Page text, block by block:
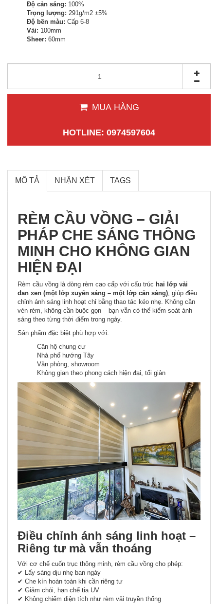
Độ cản sáng: 100%
Trọng lượng: 291g/m2 ±5%
Độ bền màu: Cấp 6-8
Vải: 100mm
Sheer: 60mm
MUA HÀNG
HOTLINE: 0974597604
MÔ TẢ NHẬN XÉT TAGS
RÈM CẦU VỒNG – GIẢI
PHÁP CHE SÁNG THÔNG
MINH CHO KHÔNG GIAN
HIỆN ĐẠI
Rèm cầu vồng là dòng rèm cao cấp với cấu trúc hai lớp vải
đan xen (một lớp xuyên sáng – một lớp cản sáng), giúp điều
chỉnh ánh sáng linh hoạt chỉ bằng thao tác kéo nhẹ. Không cần
vén rèm, không cần buộc gọn – bạn vẫn có thể kiểm soát ánh
sáng theo từng thời điểm trong ngày.
Sản phẩm đặc biệt phù hợp với:
Căn hộ chung cư
Nhà phố hướng Tây
Văn phòng, showroom
Không gian theo phong cách hiện đại, tối giản
Điều chỉnh ánh sáng linh hoạt –
Riêng tư mà vẫn thoáng
Với cơ chế cuốn trục thông minh, rèm cầu vồng cho phép:
✔ Lấy sáng dịu nhẹ ban ngày
✔ Che kín hoàn toàn khi cần riêng tư
✔ Giảm chói, hạn chế tia UV
✔ Không chiếm diện tích như rèm vải truyền thống